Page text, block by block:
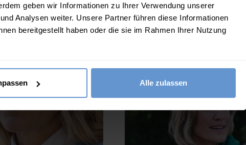
geben wir Informationen zu Ihrer Verwendung unserer
Analysen weiter. Unsere Partner führen diese Informationen
bereitgestellt haben oder die sie im Rahmen Ihrer Nutzung
Alle zulassen
?? ""
Nein
159.00€
FARBEN
?? ""
Ja Nein
14 FARBEN
IN